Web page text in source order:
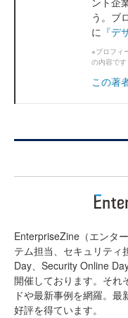
う。ブ
に 『デ
※プロフィ
の内容です
この著
EnterpriseZine（エンタ
テム担当、セキュリテ
Day、Security Online
開催しております。それ
ドや最新事例を網羅。最
好評を得ています。